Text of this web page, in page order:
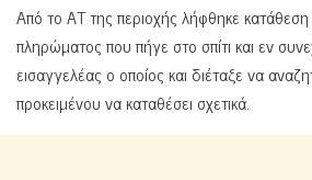
Από το ΑΤ της περιοχής λήφθηκε
πληρώματος που πήγε στο σπίτι και εν
εισαγγελέας ο οποίος και διέταξε να
προκειμένου να καταθέσει σχετικά.